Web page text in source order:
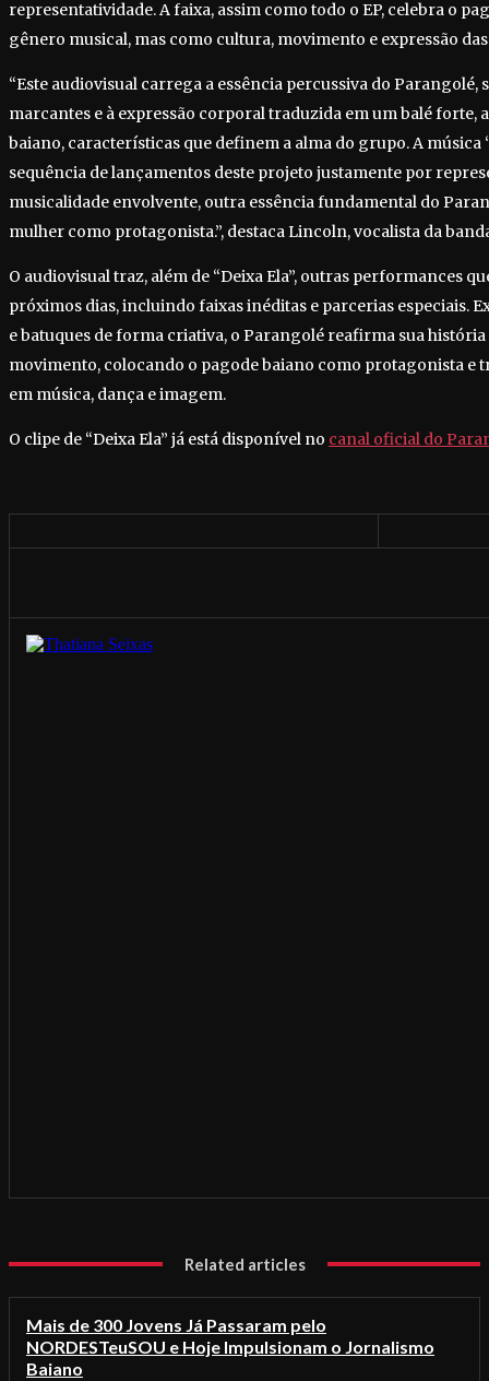
representatividade. A faixa, assim como todo o EP, celebra o
gênero musical, mas como cultura, movimento e expressão
“Este audiovisual carrega a essência percussiva do Parangolé,
marcantes e à expressão corporal traduzida em um balé forte,
baiano, características que definem a alma do grupo. A música
sequência de lançamentos deste projeto justamente por
musicalidade envolvente, outra essência fundamental do
mulher como protagonista.”, destaca Lincoln, vocalista da
O audiovisual traz, além de “Deixa Ela”, outras performances
próximos dias, incluindo faixas inéditas e parcerias especiais.
e batuques de forma criativa, o Parangolé reafirma sua
movimento, colocando o pagode baiano como protagonista e
em música, dança e imagem.
O clipe de “Deixa Ela” já está disponível no canal oficial do
Related articles
Mais de 300 Jovens Já Passaram pelo
NORDESTeuSOU e Hoje Impulsionam o Jornalismo
Baiano